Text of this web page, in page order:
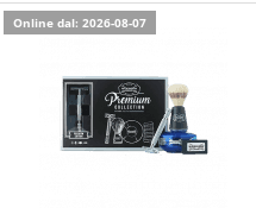
Online dal: 2026-08-07